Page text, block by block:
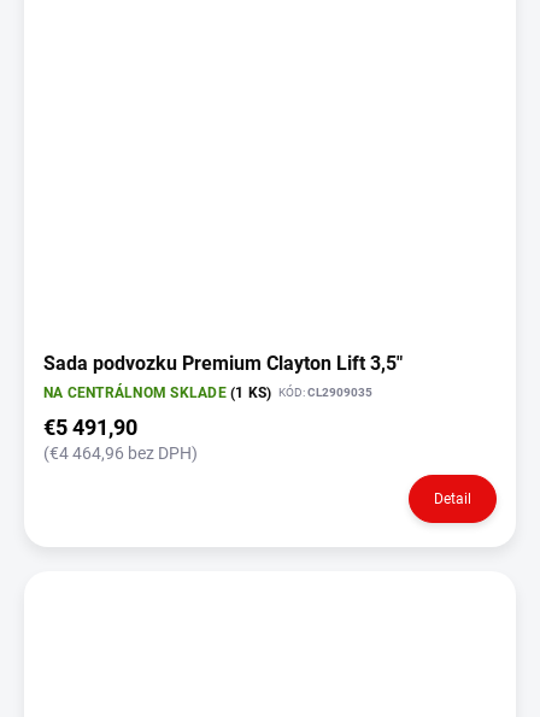
Sada podvozku Premium Clayton Lift 3,5"
NA CENTRÁLNOM SKLADE(1 KS) KÓD:CL2909035
€5 491,90
(€4 464,96 bez DPH)
Detail